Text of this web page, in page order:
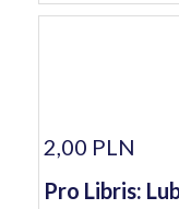
2,00 PLN
Pro Libris: